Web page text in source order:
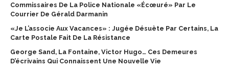
Commissaires De La Police Nationale «écœuré» Par Le
Courrier De Gérald Darmanin
«Je L’associe Aux Vacances» : Jugée Désuète Par Certains, La
Carte Postale Fait De La Résistance
George Sand, La Fontaine, Victor Hugo… Ces Demeures
D’écrivains Qui Connaissent Une Nouvelle Vie